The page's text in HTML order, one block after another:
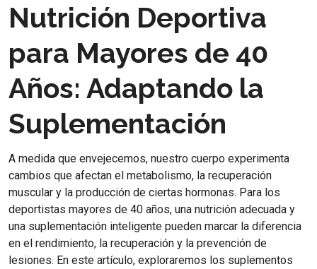
Nutrición Deportiva
para Mayores de 40
Años: Adaptando la
Suplementación
A medida que envejecemos, nuestro cuerpo experimenta
cambios que afectan el metabolismo, la recuperación
muscular y la producción de ciertas hormonas. Para los
deportistas mayores de 40 años, una nutrición adecuada y
una suplementación inteligente pueden marcar la diferencia
en el rendimiento, la recuperación y la prevención de
lesiones. En este artículo, exploraremos los suplementos